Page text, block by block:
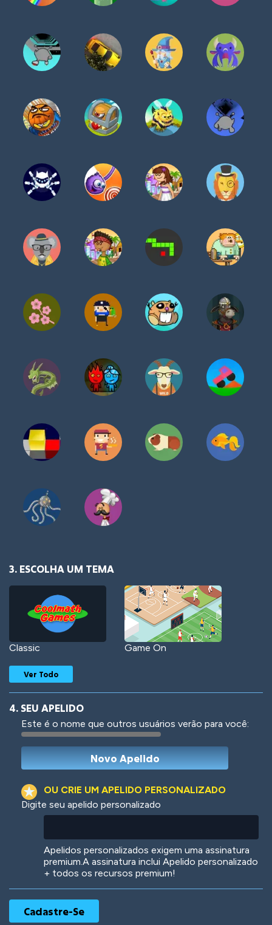
3. ESCOLHA UM TEMA
Classic Game On
Woof Jungle Cats
Ver Todo
4. SEU APELIDO
Este é o nome que outros usuários verão para você:
OU CRIE UM APELIDO PERSONALIZADO
Digite seu apelido personalizado
Apelidos personalizados exigem uma assinatura
premium.A assinatura inclui Apelido personalizado
+ todos os recursos premium!